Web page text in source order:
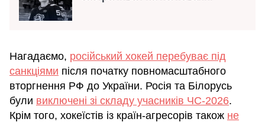
Нагадаємо, російський хокей перебуває під
санкціями після початку повномасштабного
вторгнення РФ до України. Росія та Білорусь
були виключені зі складу учасників ЧС-2026.
Крім того, хокеїстів із країн-агресорів також не